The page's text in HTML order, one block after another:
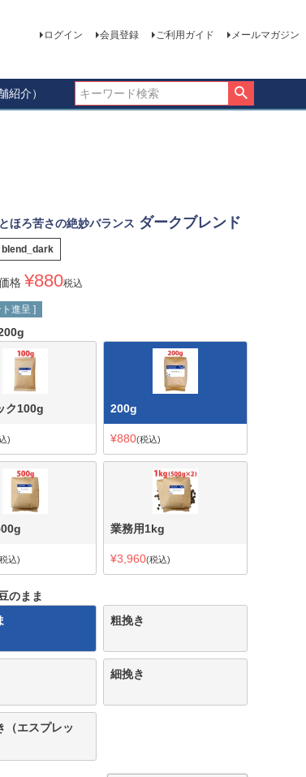
ログイン 会員登録 ご利用ガイド メールマガジン
紹介）
ほろ苦さの絶妙バランス ダークブレンド
blend_dark
格 ¥880税込
進呈 ]
ク100g 200g
¥880 税込
込
業務用1kg
¥3,960 税込
のまま
粗挽き
細挽き
（エスプレッ